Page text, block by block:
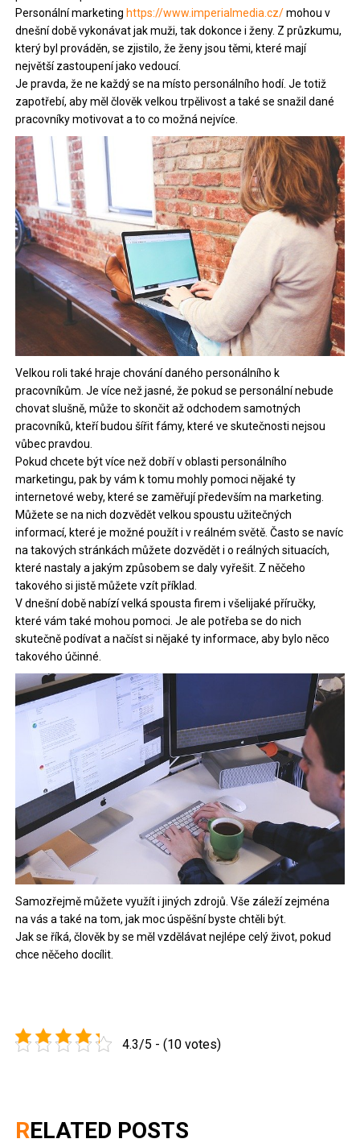
Personální marketing https://www.imperialmedia.cz/mohou v
dnešní době vykonávat jak muži, tak dokonce i ženy. Z průzkumu,
který byl prováděn, se zjistilo, že ženy jsou těmi, které mají
největší zastoupení jako vedoucí.
Je pravda, že ne každý se na místo personálního hodí. Je totiž
zapotřebí, aby měl člověk velkou trpělivost a také se snažil dané
pracovníky motivovat a to co možná nejvíce.
Velkou roli také hraje chování daného personálního k
pracovníkům. Je více než jasné, že pokud se personální nebude
chovat slušně, může to skončit až odchodem samotných
pracovníků, kteří budou šířit fámy, které ve skutečnosti nejsou
vůbec pravdou.
Pokud chcete být více než dobří v oblasti personálního
marketingu, pak by vám k tomu mohly pomoci nějaké ty
internetové weby, které se zaměřují především na marketing.
Můžete se na nich dozvědět velkou spoustu užitečných
informací, které je možné použít i v reálném světě. Často se navíc
na takových stránkách můžete dozvědět i o reálných situacích,
které nastaly a jakým způsobem se daly vyřešit. Z něčeho
takového si jistě můžete vzít příklad.
V dnešní době nabízí velká spousta firem i všelijaké příručky,
které vám také mohou pomoci. Je ale potřeba se do nich
skutečně podívat a načíst si nějaké ty informace, aby bylo něco
takového účinné.
Samozřejmě můžete využít i jiných zdrojů. Vše záleží zejména
na vás a také na tom, jak moc úspěšní byste chtěli být.
Jak se říká, člověk by se měl vzdělávat nejlépe celý život, pokud
chce něčeho docílit.
4.3/5 - (10 votes)
RELATED POSTS